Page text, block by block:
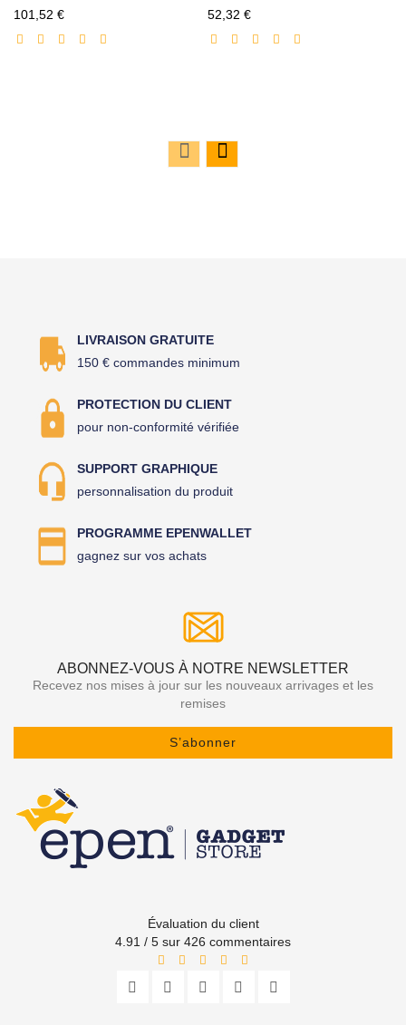
101,52 €Prix
réduit
52,32 €Prix
réduit
LIVRAISON GRATUITE
150 € commandes minimum
PROTECTION DU CLIENT
pour non-conformité vérifiée
SUPPORT GRAPHIQUE
personnalisation du produit
PROGRAMME EPENWALLET
gagnez sur vos achats
ABONNEZ-VOUS À NOTRE NEWSLETTER
Recevez nos mises à jour sur les nouveaux arrivages et les
remises
S’abonner
Évaluation du client
4.91 / 5 sur 426 commentaires